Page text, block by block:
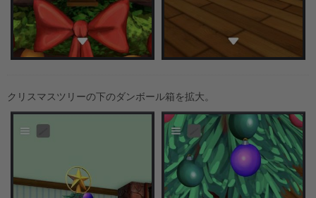
クリスマスツリーの下のダンボール箱を拡大。